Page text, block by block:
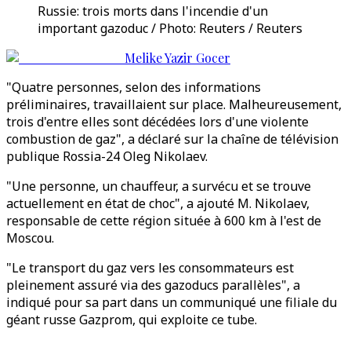
Russie: trois morts dans l'incendie d'un
important gazoduc / Photo: Reuters / Reuters
Melike Yazir Gocer
"Quatre personnes, selon des informations
préliminaires, travaillaient sur place. Malheureusement,
trois d'entre elles sont décédées lors d'une violente
combustion de gaz", a déclaré sur la chaîne de télévision
publique Rossia-24 Oleg Nikolaev.
"Une personne, un chauffeur, a survécu et se trouve
actuellement en état de choc", a ajouté M. Nikolaev,
responsable de cette région située à 600 km à l'est de
Moscou.
"Le transport du gaz vers les consommateurs est
pleinement assuré via des gazoducs parallèles", a
indiqué pour sa part dans un communiqué une filiale du
géant russe Gazprom, qui exploite ce tube.